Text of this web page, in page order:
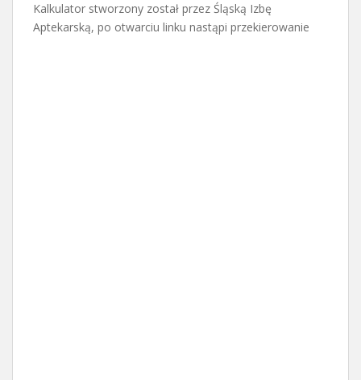
Kalkulator stworzony został przez Śląską Izbę
Aptekarską, po otwarciu linku nastąpi przekierowanie